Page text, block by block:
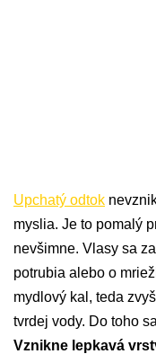
Upchatý odtok
myslia. Je to pomalý
nevšimne. Vlasy sa
potrubia alebo o
mydlový kal, teda
tvrdej vody. Do toho
Vznikne lepkavá